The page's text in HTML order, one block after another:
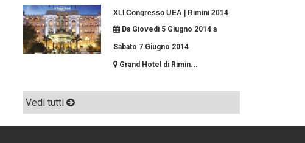
XLI Congresso UEA | Rimini 2014
Da Giovedi 5 Giugno 2014 a
Sabato 7 Giugno 2014
Grand Hotel di Rimin...
Vedi tutti